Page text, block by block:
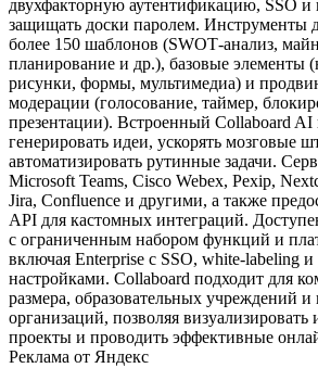
двухфакторную аутентификацию, SSO и
защищать доски паролем. Инструменты
более 150 шаблонов (SWOT‑анализ,
планирование и др.), базовые элементы
рисунки, формы, мультимедиа) и
модерации (голосование, таймер,
презентации). Встроенный Collaboard AI
генерировать идеи, ускорять мозговые
автоматизировать рутинные задачи.
Microsoft Teams, Cisco Webex, Pexip,
Jira, Confluence и другими, а также
API для кастомных интеграций.
с ограниченным набором функций и
включая Enterprise с SSO, white‑labeling
настройками. Collaboard подходит для
размера, образовательных учреждений и
организаций, позволяя визуализировать
проекты и проводить эффективные
Реклама от Яндекс